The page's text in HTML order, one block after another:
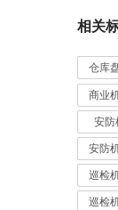
相关
安防